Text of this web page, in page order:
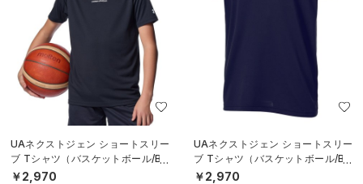
UAネクストジェン ショートスリー
ブ Tシャツ（バスケットボール/BO
YS）
￥2,970
UAネクストジェン ショートスリー
ブ Tシャツ（バスケットボール/BO
YS）
￥2,970